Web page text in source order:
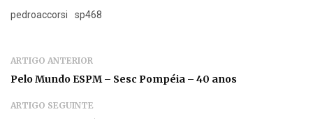
pedroaccorsi
sp468
ARTIGO ANTERIOR
Pelo Mundo ESPM – Sesc Pompéia – 40 anos
ARTIGO SEGUINTE